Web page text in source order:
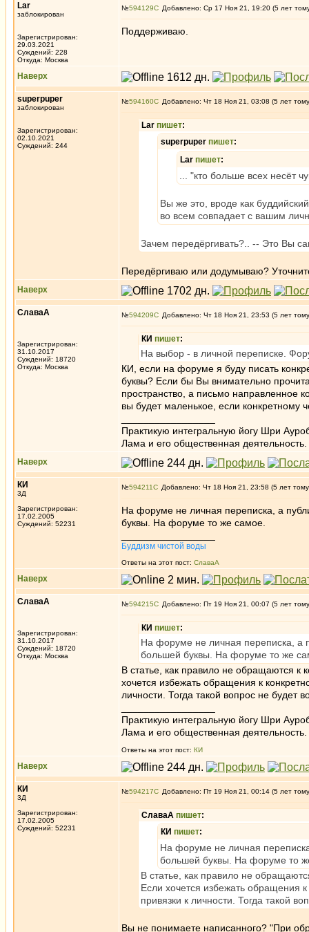
Lar
заблокирован
Зарегистрирован:
29.03.2021
Суждений: 228
Откуда: Москва
№594129 Добавлено: Ср 17 Ноя 21, 19:20 (5 лет
Поддерживаю.
Наверх
superpuper
заблокирован
Зарегистрирован:
02.10.2021
Суждений: 244
№594160 Добавлено: Чт 18 Ноя 21, 03:08 (5 лет
Lar пишет:
superpuper пишет:
Lar пишет:
... "кто больше всех несёт
Вы же это, вроде как
во всем совпадает с вашим
Зачем передёргивать?.. -- Это Вы
Передёргиваю или додумываю?
Наверх
СлаваА
Зарегистрирован:
31.10.2017
Суждений: 18720
Откуда: Москва
№594209 Добавлено: Чт 18 Ноя 21, 23:53 (5 лет
КИ пишет:
На выбор - в личной переписке.
КИ, если на форуме я буду писать
буквы? Если бы Вы внимательно
пространство, а письмо направленное
вы будет маленькое, если конкретному
Практикую интегральную йогу Шри
Лама и его общественная деятельность.
Наверх
КИ
3Д
Зарегистрирован:
17.02.2005
Суждений: 52231
№594211 Добавлено: Чт 18 Ноя 21, 23:58 (5 лет
На форуме не личная переписка, а
буквы. На форуме то же самое.
Буддизм чистой воды
Ответы на этот пост: СлаваА
Наверх
СлаваА
Зарегистрирован:
31.10.2017
Суждений: 18720
Откуда: Москва
№594215 Добавлено: Пт 19 Ноя 21, 00:07 (5 лет
КИ пишет:
На форуме не личная переписка, а
большей буквы. На форуме то же
В статье, как правило не обращаются к
хочется избежать обращения к
личности. Тогда такой вопрос не будет
Практикую интегральную йогу Шри
Лама и его общественная деятельность.
Ответы на этот пост: КИ
Наверх
КИ
3Д
Зарегистрирован:
17.02.2005
Суждений: 52231
№594217 Добавлено: Пт 19 Ноя 21, 00:14 (5 лет
СлаваА пишет:
КИ пишет:
На форуме не личная
большей буквы. На форуме то
В статье, как правило не
Если хочется избежать обращения
привязки к личности. Тогда такой
Вы не понимаете написанного? "При